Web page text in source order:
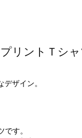
プリントＴシ
ザイン。
す。